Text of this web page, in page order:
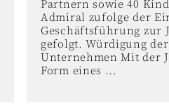
Partnern sowie 40
Admiral zufolge der
Geschäftsführung zur
gefolgt. Würdigung
Unternehmen Mit der
Form eines ...